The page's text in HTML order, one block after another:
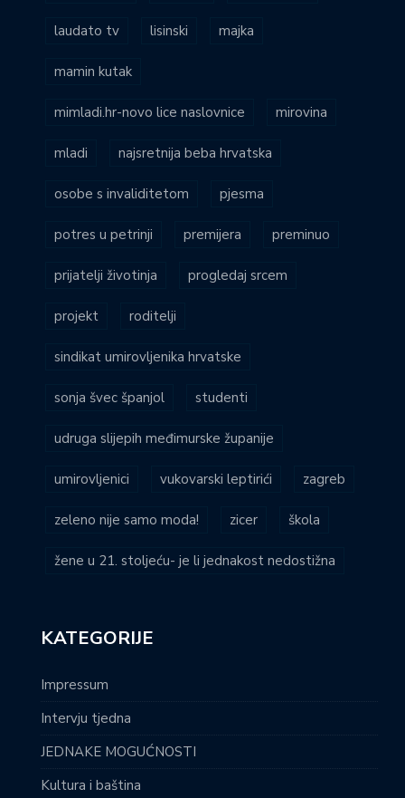
laudato tv lisinski majka
mamin kutak
mimladi.hr-novo lice naslovnice mirovina
mladi najsretnija beba hrvatska
osobe s invaliditetom pjesma
potres u petrinji premijera preminuo
prijatelji životinja progledaj srcem
projekt roditelji
sindikat umirovljenika hrvatske
sonja švec španjol studenti
udruga slijepih međimurske županije
umirovljenici vukovarski leptirići zagreb
zeleno nije samo moda! zicer škola
žene u 21. stoljeću- je li jednakost nedostižna
KATEGORIJE
Impressum
Intervju tjedna
JEDNAKE MOGUĆNOSTI
Kultura i baština